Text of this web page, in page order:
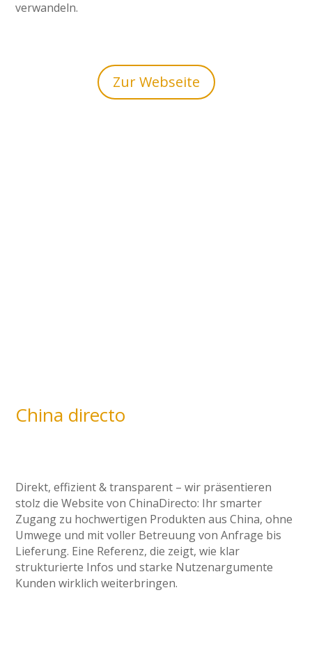
verwandeln.
Zur Webseite
China directo
Direkt, effizient & transparent – wir präsentieren
stolz die Website von ChinaDirecto: Ihr smarter
Zugang zu hochwertigen Produkten aus China, ohne
Umwege und mit voller Betreuung von Anfrage bis
Lieferung. Eine Referenz, die zeigt, wie klar
strukturierte Infos und starke Nutzenargumente
Kunden wirklich weiterbringen.